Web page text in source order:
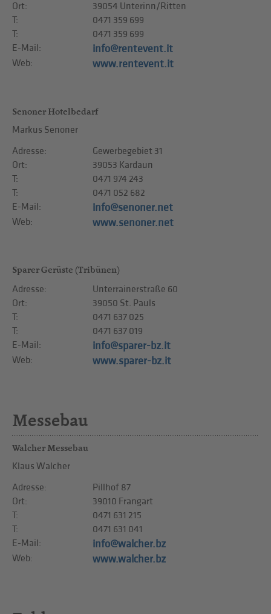
Ort:
39054 Unterinn/Ritten
T:
0471 359 699
T:
0471 359 699
E-Mail:
info@rentevent.it
Web: www.rentevent.it
Senoner Hotelbedarf
Markus Senoner
Adresse:
Gewerbegebiet 31
Ort:
39053 Kardaun
T:
0471 974 243
T:
0471 052 682
E-Mail:
info@senoner.net
Web: www.senoner.net
Sparer Gerüste (Tribünen)
Adresse:
Unterrainerstraße 60
Ort:
39050 St. Pauls
T:
0471 637 025
T:
0471 637 019
E-Mail:
info@sparer-bz.it
Web: www.sparer-bz.it
Messebau
Walcher Messebau
Klaus Walcher
Adresse:
Pillhof 87
Ort:
39010 Frangart
T:
0471 631 215
T:
0471 631 041
E-Mail:
info@walcher.bz
Web: www.walcher.bz